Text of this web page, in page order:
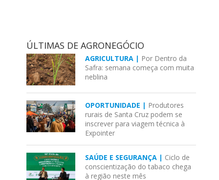
ÚLTIMAS DE AGRONEGÓCIO
AGRICULTURA | Por Dentro da
Safra: semana começa com muita
neblina
OPORTUNIDADE | Produtores
rurais de Santa Cruz podem se
inscrever para viagem técnica à
Expointer
SAÚDE E SEGURANÇA | Ciclo de
conscientização do tabaco chega
à região neste mês